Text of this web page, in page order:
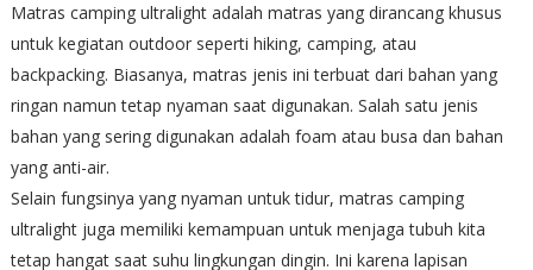
Matras camping ultralight adalah matras yang dirancang khusus
untuk kegiatan outdoor seperti hiking, camping, atau
backpacking. Biasanya, matras jenis ini terbuat dari bahan yang
ringan namun tetap nyaman saat digunakan. Salah satu jenis
bahan yang sering digunakan adalah foam atau busa dan bahan
yang anti-air.
Selain fungsinya yang nyaman untuk tidur, matras camping
ultralight juga memiliki kemampuan untuk menjaga tubuh kita
tetap hangat saat suhu lingkungan dingin. Ini karena lapisan